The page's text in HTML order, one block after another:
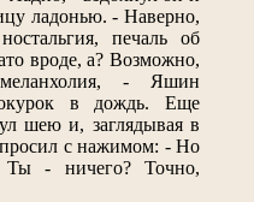
ладонью. - Наверно,
печаль об
вроде, а? Возможно,
- Яшин
в дождь. Еще
шею и, заглядывая в
с нажимом: - Но
Ты - ничего? Точно,